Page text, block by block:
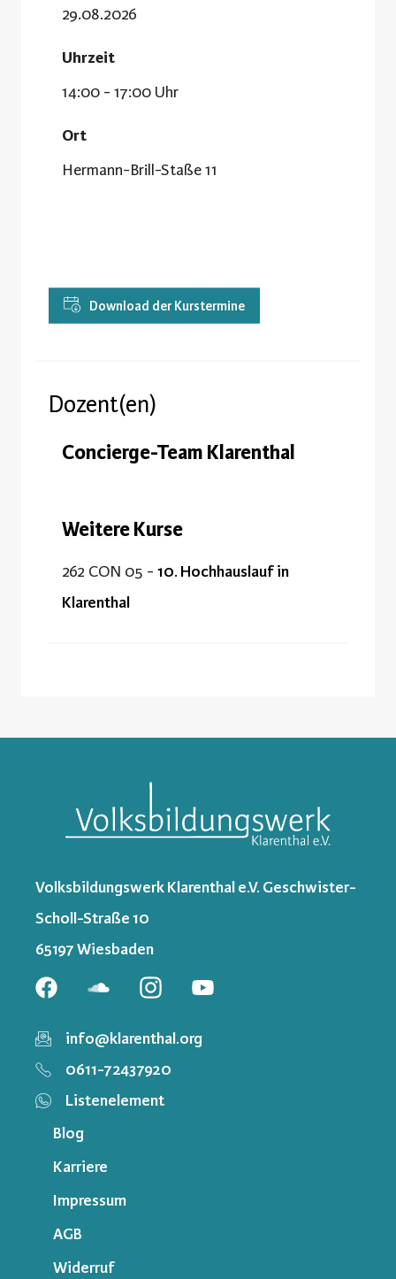
29.08.2026
Uhrzeit
14:00 - 17:00 Uhr
Ort
Hermann-Brill-Staße 11
Download der Kurstermine
Dozent(en)
Concierge-Team Klarenthal
Weitere Kurse
262 CON 05 - 10. Hochhauslauf in
Klarenthal
Volksbildungswerk Klarenthal e.V. Geschwister-
Scholl-Straße 10
65197 Wiesbaden
info@klarenthal.org
0611-72437920
Listenelement
Blog
Karriere
Impressum
AGB
Widerruf